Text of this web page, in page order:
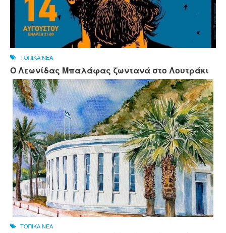
ΤΟΠΙΚΑ ΝΕΑ
Ο Λεωνίδας Μπαλάφας ζωντανά στο Λουτράκι
ΤΟΠΙΚΑ ΝΕΑ